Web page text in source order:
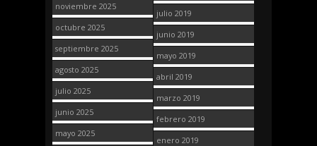
noviembre 2025
octubre 2025
septiembre 2025
agosto 2025
julio 2025
junio 2025
mayo 2025
julio 2019
junio 2019
mayo 2019
abril 2019
marzo 2019
febrero 2019
enero 2019